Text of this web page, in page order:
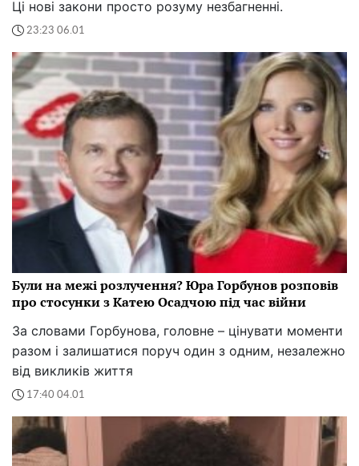
Ці нові закони просто розуму незбагненні.
23:23 06.01
Були на межі розлучення? Юра Горбунов розповів
про стосунки з Катею Осадчою під час війни
За словами Горбунова, головне – цінувати моменти
разом і залишатися поруч один з одним, незалежно
від викликів життя
17:40 04.01